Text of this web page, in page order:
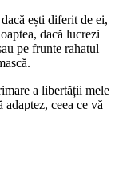
ești diferit de ei,
dacă lucrezi
pe frunte rahatul
a libertății mele
ceea ce vă